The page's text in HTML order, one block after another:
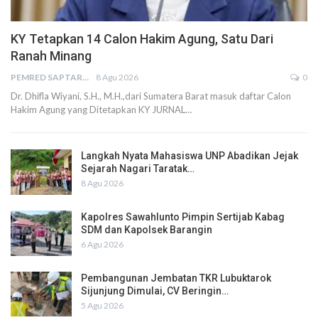
KY Tetapkan 14 Calon Hakim Agung, Satu Dari
Ranah Minang
PEMRED SAPTARIUS 8 Agu 2026 0
Dr. Dhifla Wiyani, S.H., M.H.,dari Sumatera Barat masuk daftar Calon
Hakim Agung yang Ditetapkan KY JURNAL…
Langkah Nyata Mahasiswa UNP Abadikan Jejak
Sejarah Nagari Taratak…
8 Agu 2026
Kapolres Sawahlunto Pimpin Sertijab Kabag
SDM dan Kapolsek Barangin
6 Agu 2026
Pembangunan Jembatan TKR Lubuktarok
Sijunjung Dimulai, CV Beringin…
5 Agu 2026